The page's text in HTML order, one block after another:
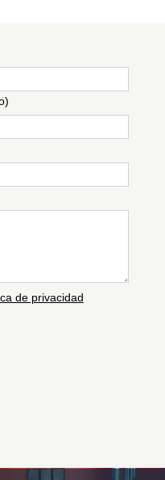
de privacidad